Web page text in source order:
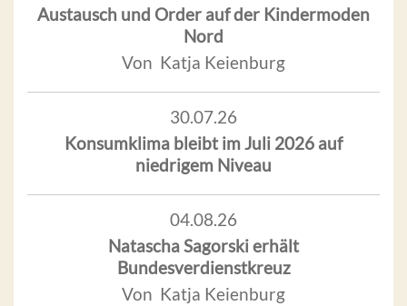
Austausch und Order auf der Kindermoden
Nord
Von Katja Keienburg
30.07.26
Konsumklima bleibt im Juli 2026 auf
niedrigem Niveau
04.08.26
Natascha Sagorski erhält
Bundesverdienstkreuz
Von Katja Keienburg